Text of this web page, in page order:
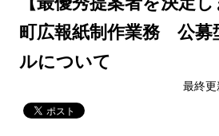
町広報紙制作業務 公募
ルについて
最終